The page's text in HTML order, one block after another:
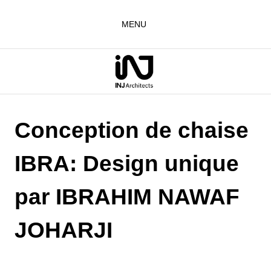
MENU
Conception de chaise
IBRA: Design unique
par IBRAHIM NAWAF
JOHARJI